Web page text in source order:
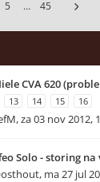
5 … 45
CVA 620
13 14 15 16
,za 03 nov 2012,
Solo - storing
, ma 27 jul